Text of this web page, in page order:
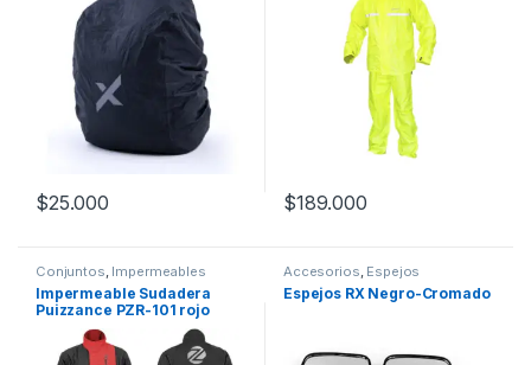
$25.000 $189.000
Conjuntos, Impermeables
Impermeable Sudadera
Puizzance PZR-101 rojo
Accesorios, Espejos
Espejos RX Negro-Cromado